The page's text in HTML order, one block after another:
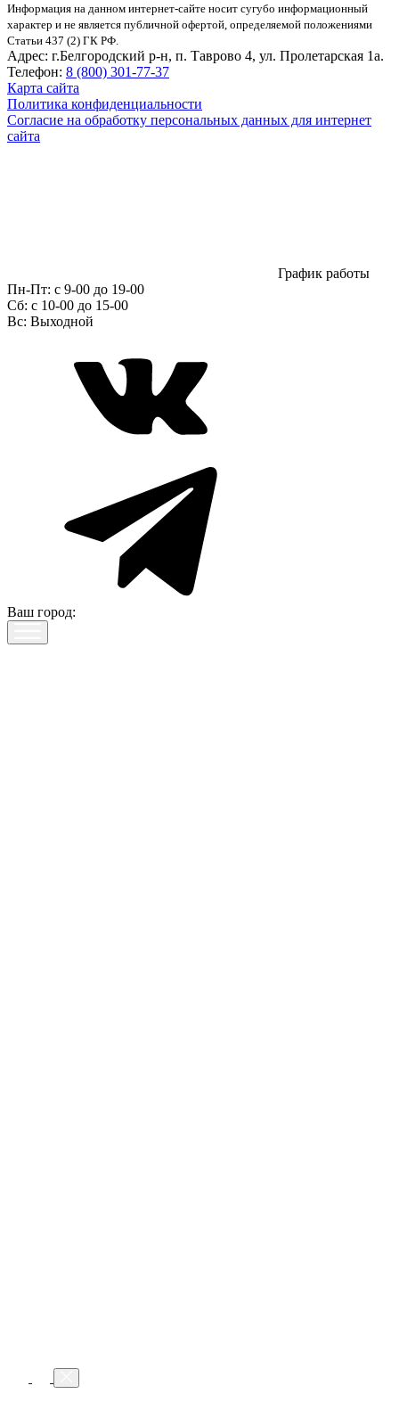
Информация на данном интернет-сайте носит сугубо информационный
характер и не является публичной офертой, определяемой положениями
Статьи 437 (2) ГК РФ.
Адрес: г.Белгородский р-н, п. Таврово 4, ул. Пролетарская 1а.
Телефон: 8 (800) 301-77-37
Карта сайта
Политика конфиденциальности
Согласие на обработку персональных данных для интернет
сайта
График работы
Пн-Пт: с 9-00 до 19-00
Сб: c 10-00 до 15-00
Вс: Выходной
Ваш город: